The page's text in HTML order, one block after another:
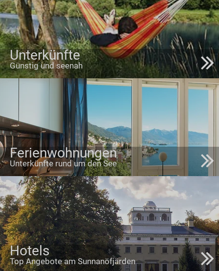
Unterkünfte
Günstig und seenah
Ferienwohnungen
Unterkünfte rund um den See
Hotels
Top Angebote am Sunnanöfjärden